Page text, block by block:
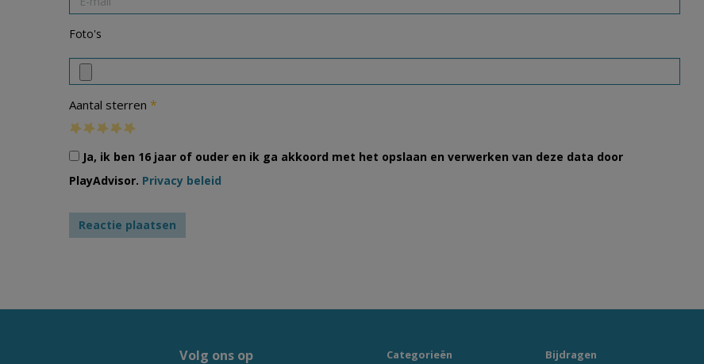
Foto's
Aantal sterren *
Ja, ik ben 16 jaar of ouder en ik ga akkoord met het opslaan en verwerken van deze data door
PlayAdvisor. Privacy beleid
Volg ons op Categorieën Bijdragen